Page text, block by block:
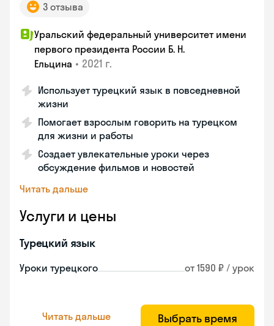
3 отзыва
Уральский федеральный университет имени
первого президента России Б. Н.
Ельцина • 2021 г.
Использует турецкий язык в повседневной
жизни
Помогает взрослым говорить на турецком
для жизни и работы
Создает увлекательные уроки через
обсуждение фильмов и новостей
Читать дальше
Услуги и цены
Турецкий язык
Уроки турецкого от 1590 ₽ / урок
Читать дальше Выбрать время